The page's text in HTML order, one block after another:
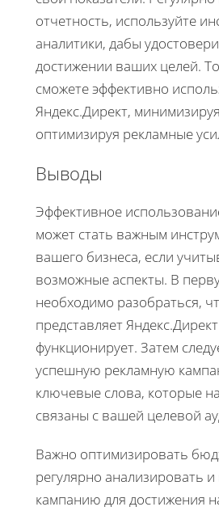
отчетность, используйте
аналитики, дабы
достижении ваших целей.
сможете эффективно
Яндекс.Директ,
оптимизируя рекламные
Выводы
Эффективное
может стать важным
вашего бизнеса, если
возможные аспекты. В
необходимо разобраться,
представляет
функционирует. Затем
успешную рекламную
ключевые слова, которые
связаны с вашей целевой
Важно оптимизировать
регулярно анализировать
кампанию для достижения